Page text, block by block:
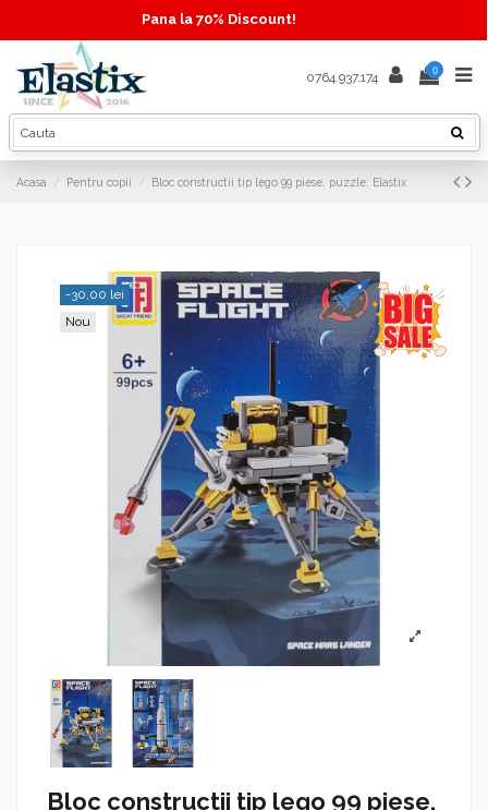
Pana la 70% Discount!
0764.937.174 0
Acasa Pentru copii Bloc constructii tip lego 99 piese, puzzle, Elastix
-30,00 lei
Nou
Bloc constructii tip lego 99 piese,